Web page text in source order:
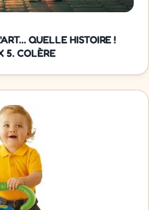
QUELLE HISTOIRE !
5. COLÈRE